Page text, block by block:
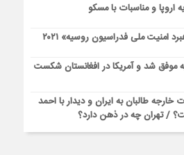
اروپا و مناسبات با مسکو
امنیت ملی فدراسیون روسیه» ۲۰۲۱
موفق شد و آمریکا در افغانستان شکست
طالبان به ایران و دیدار با احمد
/ تهران چه در ذهن دارد؟